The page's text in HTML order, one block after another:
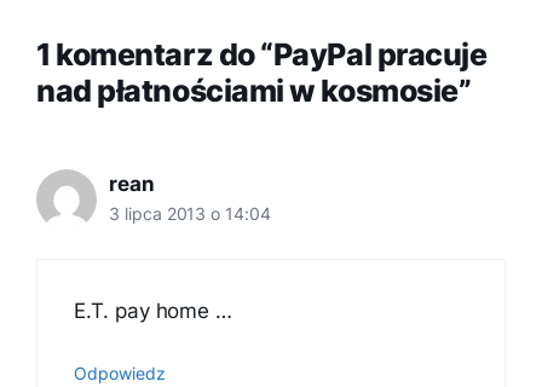
1 komentarz do “PayPal pracuje
nad płatnościami w kosmosie”
rean
3 lipca 2013 o 14:04
E.T. pay home …
Odpowiedz